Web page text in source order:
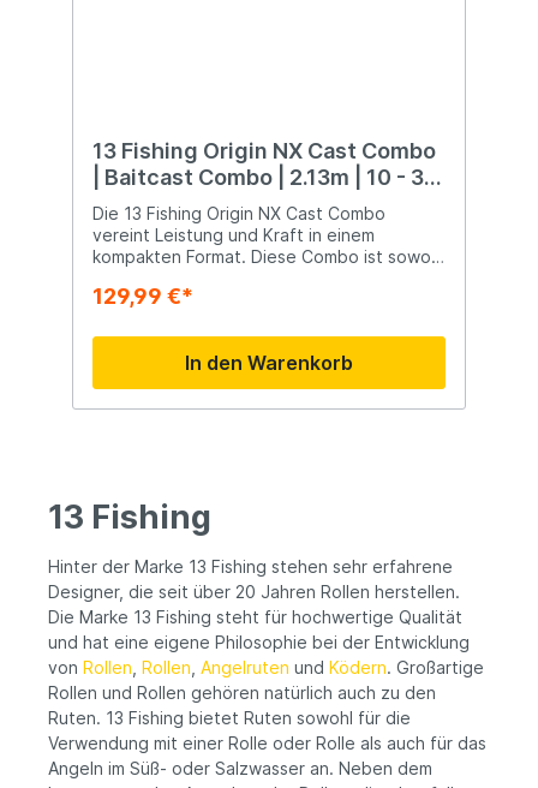
13 Fishing Origin NX Cast Combo
| Baitcast Combo | 2.13m | 10 - 30
gram
Die 13 Fishing Origin NX Cast Combo
vereint Leistung und Kraft in einem
kompakten Format. Diese Combo ist sowohl
geeignet, die jedes Wochenende ans
einer Baitcast-Rute und einer Baitcast-
Rolle mit 8 kg Zugkraft. Der Fastback-
Rahmen in Kombination mit dieser 8 kg
Gleitkraft bietet einen einzigartigen
perfekt übertragen, so dass Sie effektiv
reagieren und Ihren Fang sichern können.
Die vielseitige Länge der Rute ermöglicht
es Ihnen, vom Ufer, im Bellyboat oder vom
Boot aus zu angeln. Der moderne Look
dieser Combo hebt sie aus der Masse
hervor. Entwickeln Sie Ihre Angelfähigkeiten
mit der NX Combo und Sie werden in dieser
Saison Rekorde brechen. Die 13 Fishing
Origin NX Cast Combo ist die ideale Wahl
für Angler, die nach einer Kombination aus
fortschrittlicher Leistung und einfacher
Handhabung suchen. Egal, ob Sie ein
129,99 €*
In den Warenkorb
13 Fishing
Hinter der Marke 13 Fishing stehen sehr erfahrene
Designer, die seit über 20 Jahren Rollen herstellen.
Die Marke 13 Fishing steht für hochwertige Qualität
und hat eine eigene Philosophie bei der Entwicklung
von Rollen Rollen Angelruten und Ködern. Großartige
Rollen und Rollen gehören natürlich auch zu den
Ruten. 13 Fishing bietet Ruten sowohl für die
Verwendung mit einer Rolle oder Rolle als auch für das
Angeln im Süß- oder Salzwasser an. Neben dem